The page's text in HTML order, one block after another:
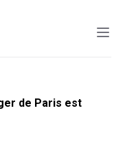
de Paris est